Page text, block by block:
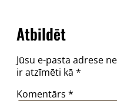
Atbildēt
Jūsu e-pasta adrese
ir atzīmēti kā *
Komentārs *